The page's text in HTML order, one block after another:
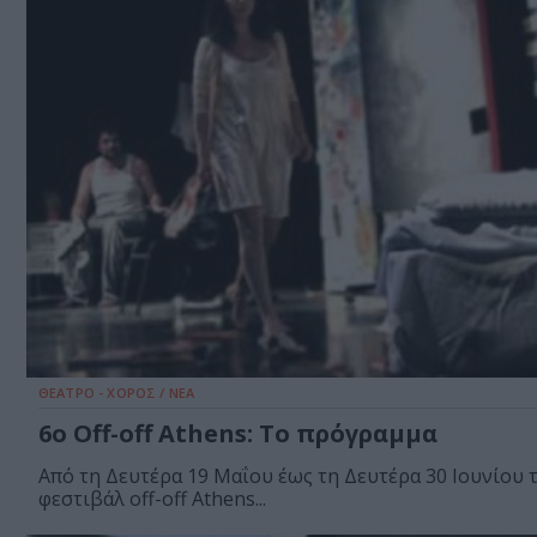
ΘΕΑΤΡΟ - ΧΟΡΟΣ / ΝΕΑ
6o Off-off Athens: Το πρόγραμμα
Από τη Δευτέρα 19 Μαΐου έως τη Δευτέρα 30 Ιουνίου
φεστιβάλ off-off Athens...